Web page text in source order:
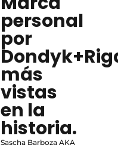
personal
por
más
vistas
en la
historia.
Sascha Barboza AKA